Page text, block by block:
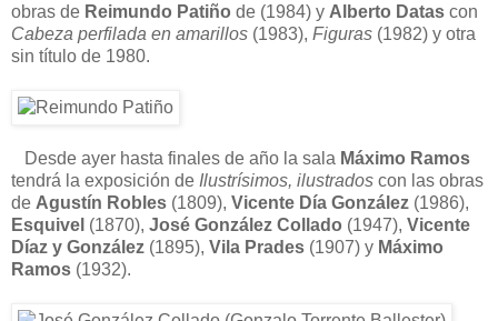
obras de Reimundo Patiño de (1984) y Alberto Datas con
Cabeza perfilada en amarillos (1983), Figuras (1982) y otra
sin título de 1980.
Desde ayer hasta finales de año la sala Máximo Ramos
tendrá la exposición de Ilustrísimos, ilustrados con las obras
de Agustín Robles (1809), Vicente Día González (1986),
Esquivel (1870), José González Collado (1947), Vicente
Díaz y González (1895), Vila Prades (1907) y Máximo
Ramos (1932).